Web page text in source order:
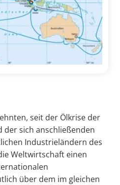
seit der Ölkrise der
der sich anschließenden
Industrieländern des
Weltwirtschaft einen
über dem im gleichen